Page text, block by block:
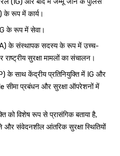
रूप में कार्य।
के रूप में सेवा।
के संस्थापक सदस्य के रूप में उच्च-
सुरक्षा मामलों का संचालन।
के साथ केंद्रीय प्रतिनियुक्ति में IG और
प्रबंधन और सुरक्षा ऑपरेशनों में
को विशेष रूप से प्रासंगिक बताया है,
संवेदनशील आंतरिक सुरक्षा स्थितियों